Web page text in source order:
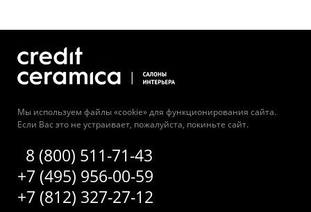
Мы используем файлы «cookie» для функционирования сайта.
Если Вас это не устраивает, пожалуйста, покиньте сайт.
8 (800) 511-71-43
+7 (495) 956-00-59
+7 (812) 327-27-12